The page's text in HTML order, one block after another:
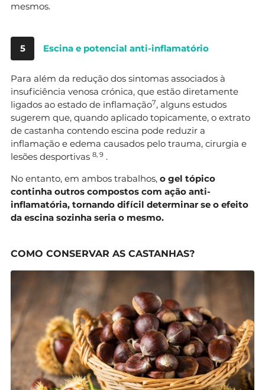
mesmos.
5 Escina e potencial anti-inflamatório
Para além da redução dos sintomas associados à
insuficiência venosa crónica, que estão diretamente
ligados ao estado de inflamação7, alguns estudos
sugerem que, quando aplicado topicamente, o extrato
de castanha contendo escina pode reduzir a
inflamação e edema causados pelo trauma, cirurgia e
lesões desportivas 8, 9 .
No entanto, em ambos trabalhos, o gel tópico
continha outros compostos com ação anti-
inflamatória, tornando difícil determinar se o efeito
da escina sozinha seria o mesmo.
COMO CONSERVAR AS CASTANHAS?